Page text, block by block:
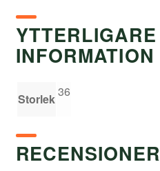
YTTERLIGARE
INFORMATION
Storlek36
RECENSIONER